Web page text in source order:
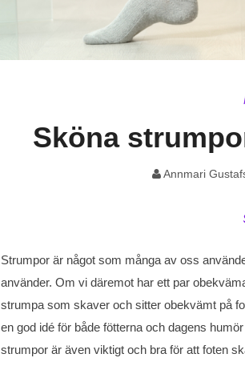
Sköna
Annmari
Strumpor är något som många av oss
använder. Om vi däremot har ett par
strumpa som skaver och sitter obekvämt på
en god idé för både fötterna och dagens
strumpor är även viktigt och bra för att foten